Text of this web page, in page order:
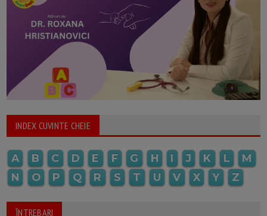
INDEX CUVINTE CHEIE
A B C D E F G H I J K L
M
N
O P Q R S T U V X Y Z
ÎNTREBARI